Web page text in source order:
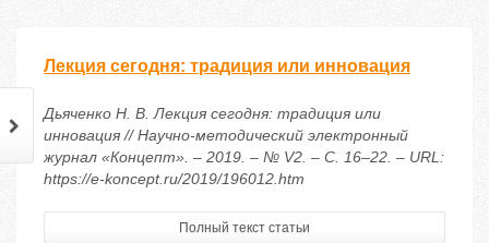
Лекция сегодня: традиция или инновация
Дьяченко Н. В. Лекция сегодня: традиция или
инновация // Научно-методический электронный
журнал «Концепт». – 2019. – № V2. – С. 16–22. – URL:
https://e-koncept.ru/2019/196012.htm
Полный текст статьи